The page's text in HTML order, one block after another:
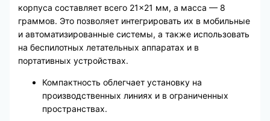
корпуса составляет всего 21×21 мм, а масса — 8
граммов. Это позволяет интегрировать их в мобильные
и автоматизированные системы, а также использовать
на беспилотных летательных аппаратах и в
портативных устройствах.
Компактность облегчает установку на
производственных линиях и в ограниченных
пространствах.